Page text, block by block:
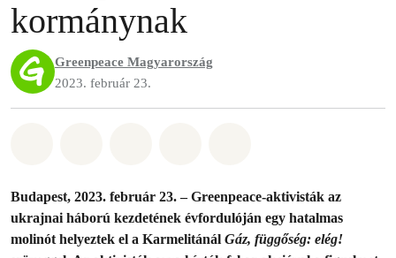
kormánynak
Greenpeace Magyarország
2023. február 23.
Budapest, 2023. február 23. – Greenpeace-aktivisták az
ukrajnai háború kezdetének évfordulóján egy hatalmas
molinót helyeztek el a Karmelitánál Gáz, függőség: elég!